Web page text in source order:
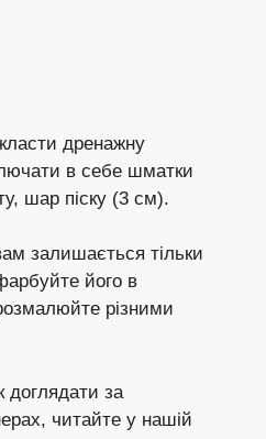
дренажну
в себе шматки
шар піску (3 см).
залишається тільки
його в
різними
доглядати за
читайте у нашій